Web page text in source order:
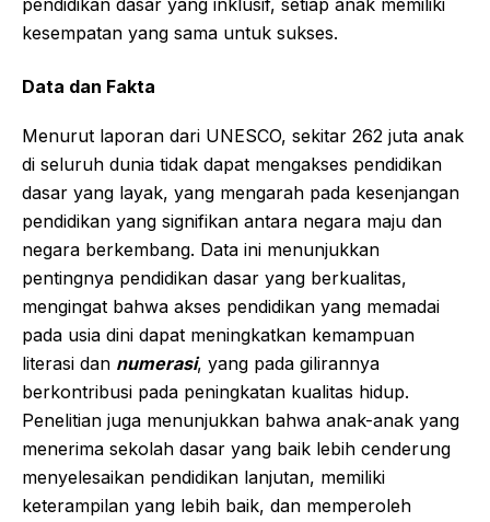
pendidikan dasar yang inklusif, setiap anak memiliki
kesempatan yang sama untuk sukses.
Data dan Fakta
Menurut laporan dari UNESCO, sekitar 262 juta anak
di seluruh dunia tidak dapat mengakses pendidikan
dasar yang layak, yang mengarah pada kesenjangan
pendidikan yang signifikan antara negara maju dan
negara berkembang. Data ini menunjukkan
pentingnya pendidikan dasar yang berkualitas,
mengingat bahwa akses pendidikan yang memadai
pada usia dini dapat meningkatkan kemampuan
literasi dan numerasi, yang pada gilirannya
berkontribusi pada peningkatan kualitas hidup.
Penelitian juga menunjukkan bahwa anak-anak yang
menerima sekolah dasar yang baik lebih cenderung
menyelesaikan pendidikan lanjutan, memiliki
keterampilan yang lebih baik, dan memperoleh